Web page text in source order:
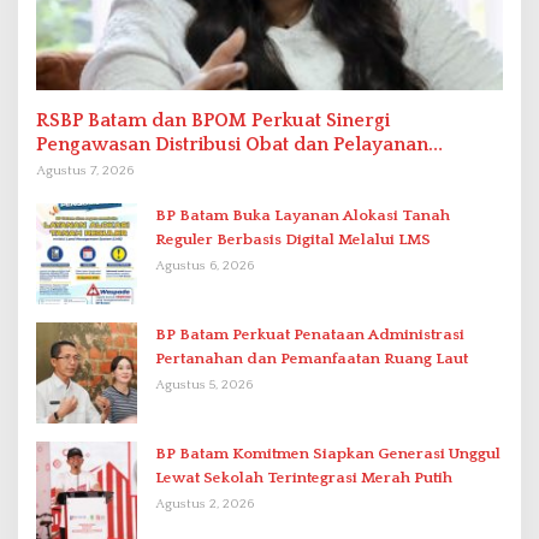
RSBP Batam dan BPOM Perkuat Sinergi
Pengawasan Distribusi Obat dan Pelayanan
Kefarmasian
Agustus 7, 2026
BP Batam Buka Layanan Alokasi Tanah
Reguler Berbasis Digital Melalui LMS
Agustus 6, 2026
BP Batam Perkuat Penataan Administrasi
Pertanahan dan Pemanfaatan Ruang Laut
Agustus 5, 2026
BP Batam Komitmen Siapkan Generasi Unggul
Lewat Sekolah Terintegrasi Merah Putih
Agustus 2, 2026